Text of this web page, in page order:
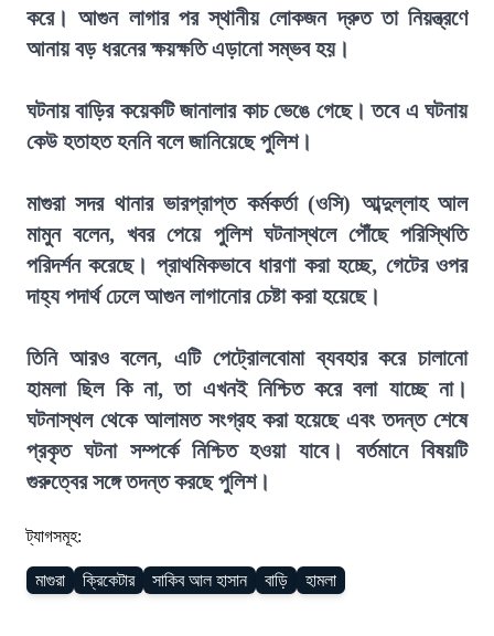
করে। আগুন লাগার পর স্থানীয় লোকজন দ্রুত তা নিয়ন্ত্রণে
আনায় বড় ধরনের ক্ষয়ক্ষতি এড়ানো সম্ভব হয়।
ঘটনায় বাড়ির কয়েকটি জানালার কাচ ভেঙে গেছে। তবে এ ঘটনায়
কেউ হতাহত হননি বলে জানিয়েছে পুলিশ।
মাগুরা সদর থানার ভারপ্রাপ্ত কর্মকর্তা (ওসি) আব্দুল্লাহ আল
মামুন বলেন, খবর পেয়ে পুলিশ ঘটনাস্থলে পৌঁছে পরিস্থিতি
পরিদর্শন করেছে। প্রাথমিকভাবে ধারণা করা হচ্ছে, গেটের ওপর
দাহ্য পদার্থ ঢেলে আগুন লাগানোর চেষ্টা করা হয়েছে।
তিনি আরও বলেন, এটি পেট্রোলবোমা ব্যবহার করে চালানো
হামলা ছিল কি না, তা এখনই নিশ্চিত করে বলা যাচ্ছে না।
ঘটনাস্থল থেকে আলামত সংগ্রহ করা হয়েছে এবং তদন্ত শেষে
প্রকৃত ঘটনা সম্পর্কে নিশ্চিত হওয়া যাবে। বর্তমানে বিষয়টি
গুরুত্বের সঙ্গে তদন্ত করছে পুলিশ।
ট্যাগসমূহ:
মাগুরা ক্রিকেটার সাকিব আল হাসান বাড়ি হামলা